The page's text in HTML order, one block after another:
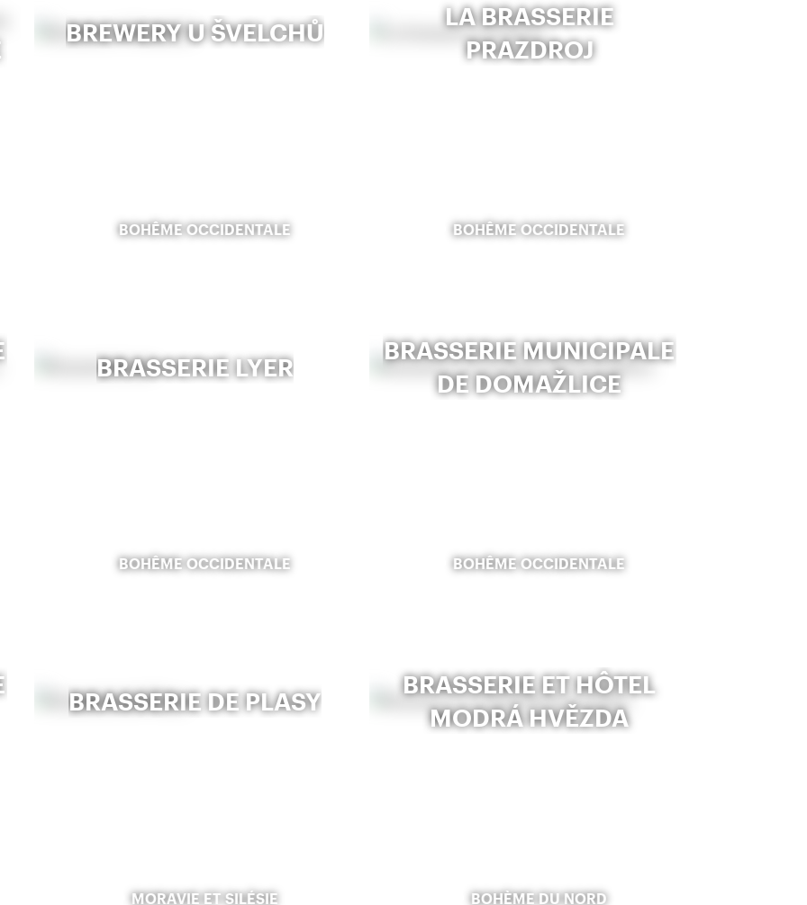
BREWERY U ŠVELCHŮ
LA BRASSERIE
PRAZDROJ
BOHÊME OCCIDENTALE
BRASSERIE LYER
BOHÊME OCCIDENTALE
BRASSERIE MUNICIPALE
DE DOMAŽLICE
BOHÊME OCCIDENTALE
BRASSERIE DE PLASY
BOHÊME OCCIDENTALE
BRASSERIE ET HÔTEL
MODRÁ HVĚZDA
MORAVIE ET SILÉSIE BOHÈME DU NORD